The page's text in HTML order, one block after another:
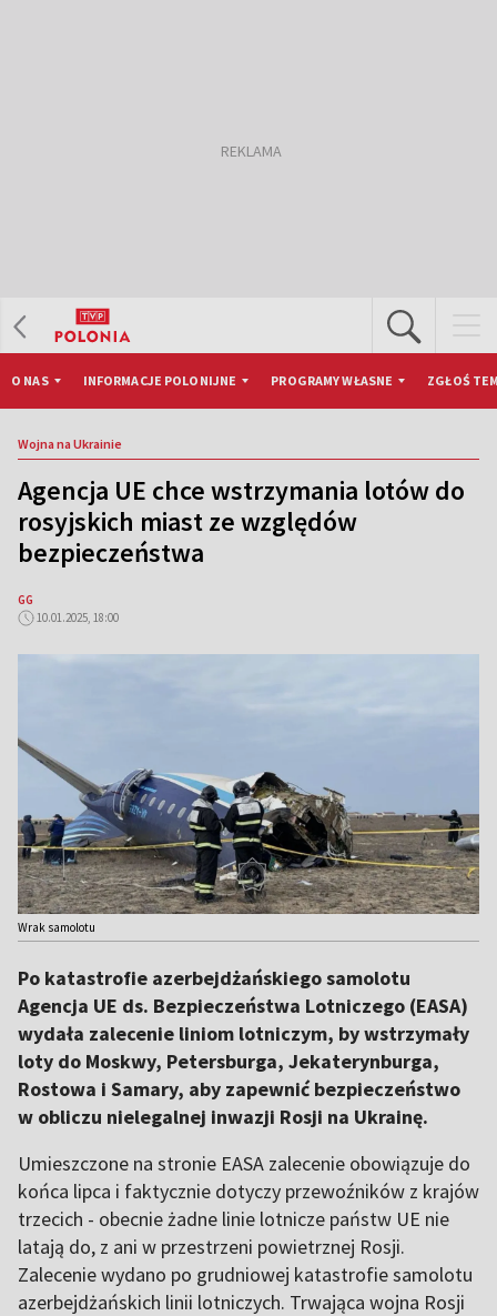
O NAS INFORMACJE POLONIJNE PROGRAMY WŁASNE ZGŁOŚ
Wojna na Ukrainie
Agencja UE chce wstrzymania lotów do
rosyjskich miast ze względów
bezpieczeństwa
GG
10.01.2025, 18:00
Wrak samolotu
Po katastrofie azerbejdżańskiego samolotu
Agencja UE ds. Bezpieczeństwa Lotniczego (EASA)
wydała zalecenie liniom lotniczym, by wstrzymały
loty do Moskwy, Petersburga, Jekaterynburga,
Rostowa i Samary, aby zapewnić bezpieczeństwo
w obliczu nielegalnej inwazji Rosji na Ukrainę.
Umieszczone na stronie EASA zalecenie obowiązuje do
końca lipca i faktycznie dotyczy przewoźników z krajów
trzecich - obecnie żadne linie lotnicze państw UE nie
latają do, z ani w przestrzeni powietrznej Rosji.
Zalecenie wydano po grudniowej katastrofie samolotu
azerbejdżańskich linii lotniczych. Trwająca wojna Rosji